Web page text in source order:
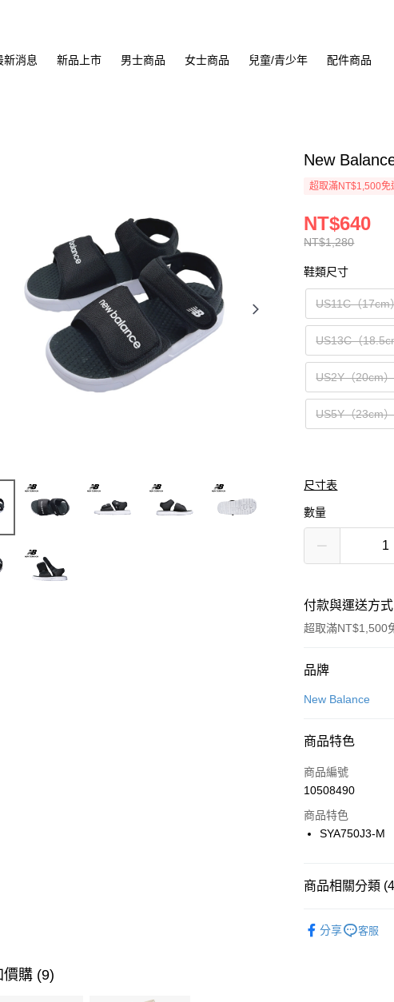
新消息 新品上市 男士商品 女士商品 兒童/青少年 配件商品
New
超取滿NT$1,500免
NT$1,280
NT$640
鞋類尺寸
US11C（17cm
US13C（
US2Y（20cm
US5Y（23cm
尺寸表
數量
付款與運送方式
超取滿NT$1,500
付款方式
信用卡一次付款
合作金庫商業銀行
華南商業銀行
上海商業儲蓄銀行
國泰世華商業銀行
聯邦商業銀行
台新國際商業銀行
LINE Pay
Apple Pay
【關於「AFTEE先
品牌
New Balance
商品特色
商品編號
10508490
商品特色
SYA750J3-M
商品相關分類
分享 客服
價購 (9)